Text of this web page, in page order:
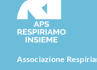
Associazione